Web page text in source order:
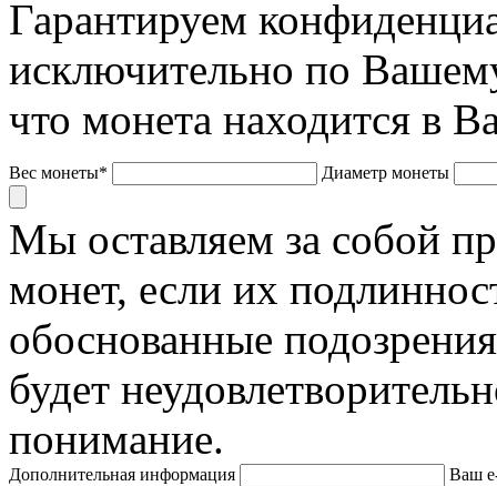
Гарантируем
исключительно по
что монета находится в
Вес монеты* Диаметр монеты
Мы оставляем за собой
монет, если их
обоснованные
будет
понимание.
Дополнительная информация Ваш